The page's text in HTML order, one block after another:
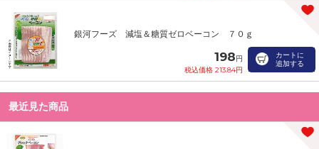
銀河フーズ 減塩＆糖質ゼロベーコン ７０ｇ
198円
税込価格 213.84円
カートに
追加する
最近見た商品